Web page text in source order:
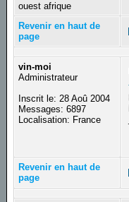
ouest afrique
Revenir en haut de
page
vin-moi
Administrateur
Inscrit le: 28 Aoû 2004
Messages: 6897
Localisation: France
Revenir en haut de
page